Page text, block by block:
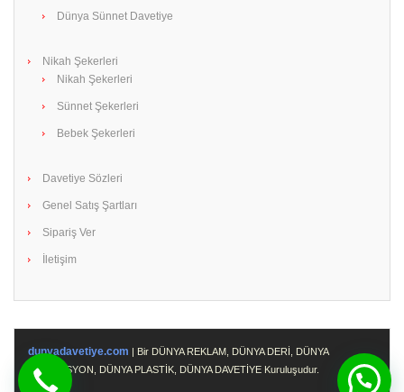
Dünya Sünnet Davetiye
Nikah Şekerleri
Nikah Şekerleri
Sünnet Şekerleri
Bebek Şekerleri
Davetiye Sözleri
Genel Satış Şartları
Sipariş Ver
İletişim
dunyadavetiye.com | Bir DÜNYA REKLAM, DÜNYA DERİ, DÜNYA
PROMOSYON, DÜNYA PLASTİK, DÜNYA DAVETİYE Kuruluşudur.